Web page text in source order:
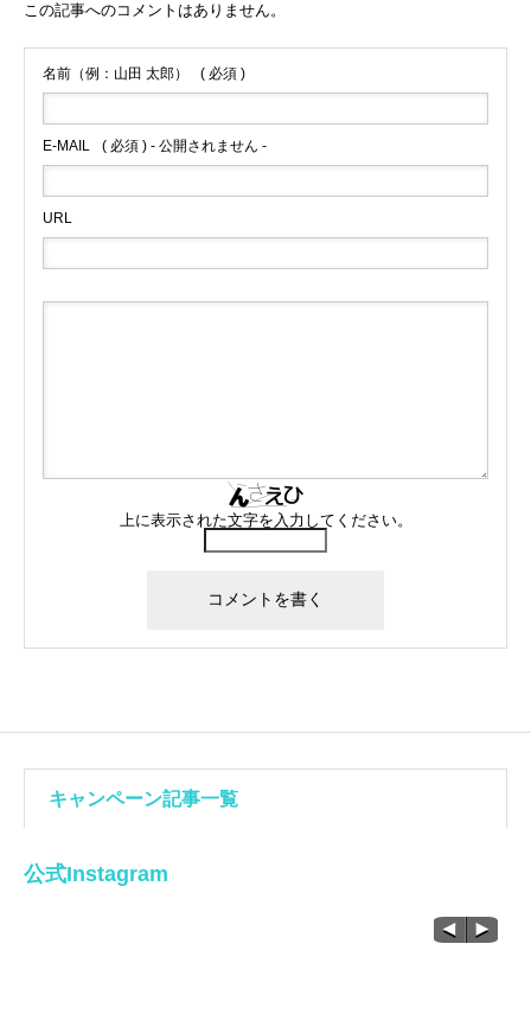
この記事へのコメントはありません。
名前（例：山田 太郎） ( 必須 )
E-MAIL ( 必須 ) - 公開されません -
URL
上に表示された文字を入力してください。
キャンペーン記事一覧
公式Instagram